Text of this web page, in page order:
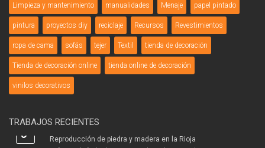
Limpieza y mantenimiento manualidades Menaje papel pintado
pintura proyectos diy reciclaje Recursos Revestimientos
ropa de cama sofás tejer Textil tienda de decoración
Tienda de decoración online tienda online de decoración
vinilos decorativos
TRABAJOS RECIENTES
Reproducción de piedra y madera en la Rioja